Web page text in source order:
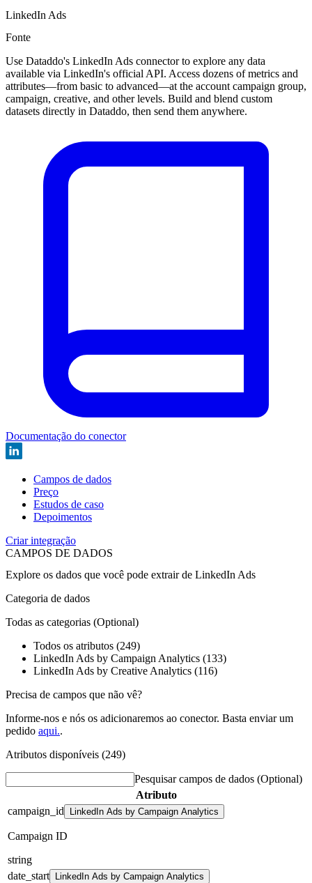
LinkedIn Ads
Fonte
Use Dataddo's LinkedIn Ads connector to explore any data
available via LinkedIn's official API. Access dozens of metrics and
attributes—from basic to advanced—at the account campaign group,
campaign, creative, and other levels. Build and blend custom
datasets directly in Dataddo, then send them anywhere.
Documentação do conector
Campos de dados
Preço
Estudos de caso
Depoimentos
Criar integração
CAMPOS DE DADOS
Explore os dados que você pode extrair de LinkedIn Ads
Categoria de dados
Todas as categorias (Optional)
Todos os atributos (249)
LinkedIn Ads by Campaign Analytics (133)
LinkedIn Ads by Creative Analytics (116)
Precisa de campos que não vê?
Informe-nos e nós os adicionaremos ao conector. Basta enviar um
pedido aqui..
Atributos disponíveis (249)
Pesquisar campos de dados (Optional)
Atributo
campaign_id
LinkedIn Ads by Campaign Analytics
Campaign ID
string
date_start
LinkedIn Ads by Campaign Analytics